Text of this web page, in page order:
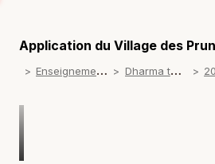
Application du Village des
E
nseignements D
harma talks